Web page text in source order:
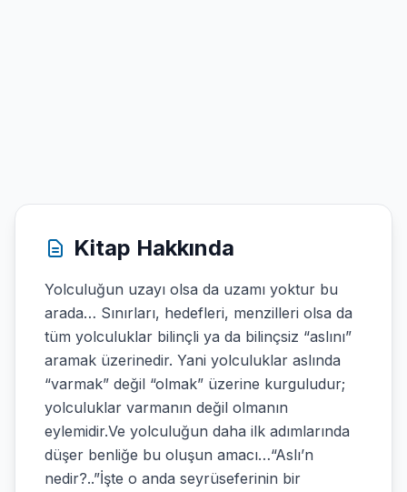
Kitap Hakkında
Yolculuğun uzayı olsa da uzamı yoktur bu
arada… Sınırları, hedefleri, menzil­leri olsa da
tüm yolculuklar bilinçli ya da bilinçsiz “aslını”
aramak üzerinedir. Yani yolculuklar aslında
“varmak” değil “olmak” üzerine kurguludur;
yolculuklar varmanın değil olmanın
eylemidir.Ve yolculuğun daha ilk adımlarında
düşer benliğe bu oluşun amacı…“Aslı’n
nedir?..”İşte o anda seyrüseferinin bir